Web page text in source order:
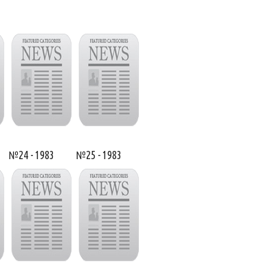
№24 - 1983 №25 - 1983